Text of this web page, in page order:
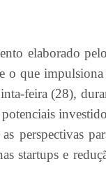
elaborado
o que impulsiona
feira (28),
perspectivas
startups e